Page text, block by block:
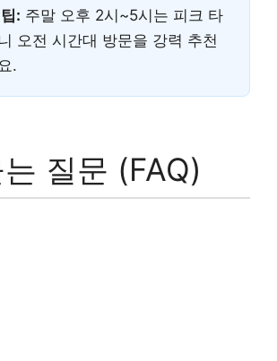
: 주말 오후 2시~5시는 피크 타
오전 시간대 방문을 강력 추천
.
질문 (FAQ)